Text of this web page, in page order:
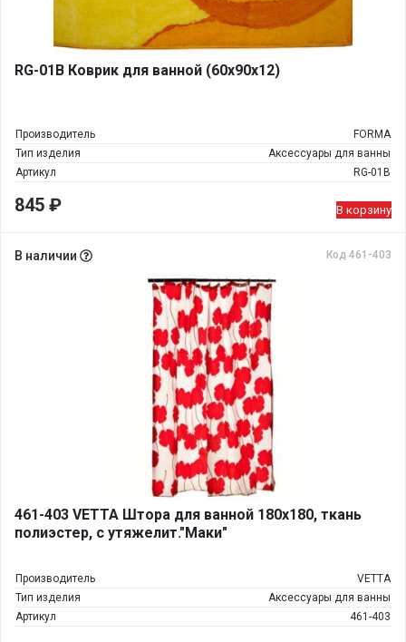
RG-01В Коврик для ванной (60х90х12)
Производитель
FORMA
Тип изделия
Аксессуары для ванны
Артикул
RG-01В
845 ₽ В корзину
В наличии Код 461-403
461-403 VETTA Штора для ванной 180х180, ткань
полиэстер, с утяжелит."Маки"
Производитель
VETTA
Тип изделия
Аксессуары для ванны
Артикул
461-403